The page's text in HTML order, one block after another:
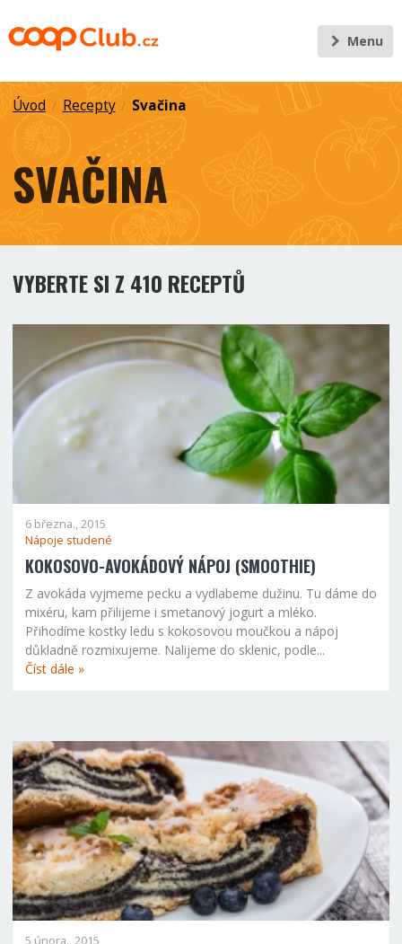
Menu
Úvod / Recepty / Svačina
SVAČINA
VYBERTE SI Z 410 RECEPTŮ
6 března., 2015
Nápoje studené
KOKOSOVO-AVOKÁDOVÝ NÁPOJ (SMOOTHIE)
Z avokáda vyjmeme pecku a vydlabeme dužinu. Tu dáme do
mixéru, kam přilijeme i smetanový jogurt a mléko.
Přihodíme kostky ledu s kokosovou moučkou a nápoj
důkladně rozmixujeme. Nalijeme do sklenic, podle...
Číst dále »